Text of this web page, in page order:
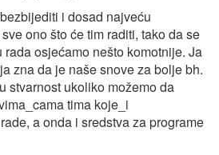
i dosad najveću
ono što će tim raditi, tako da se
rada osjećamo nešto komotnije. Ja
zna da je naše snove za bolje bh.
stvarnost ukoliko možemo da
tima koje_i
a onda i sredstva za programe